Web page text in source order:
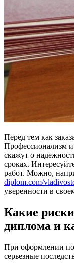
Перед тем как
Профессионализм
скажут о
сроках.
работ. Можно,
diplom.com/
уверенности в
Какие
диплома и
При оформлении
серьезные